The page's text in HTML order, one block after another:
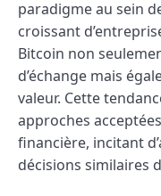
paradigme au sein
croissant
Bitcoin non
d’échange mais
valeur. Cette
approches
financière, incitant
décisions similaires